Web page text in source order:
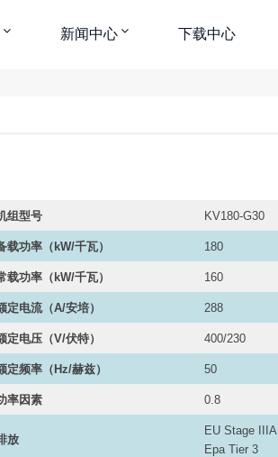
新闻中心 下载中心
组型号 KV180-G30
载功率（kW/千瓦） 180
载功率（kW/千瓦） 160
定电流（A/安培） 288
定电压（V/伏特） 400/230
定频率（Hz/赫兹） 50
率因素 0.8
放
EU Stage IIIA
Epa Tier 3